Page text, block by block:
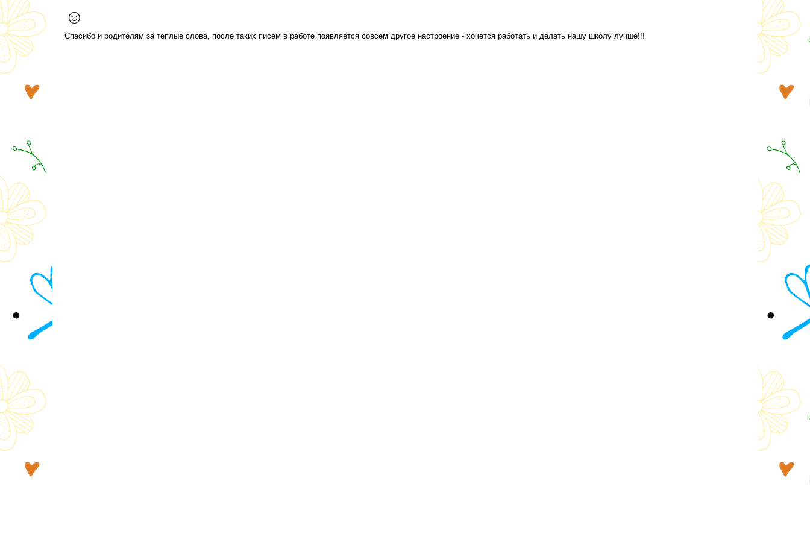
☺
Спасибо и родителям за теплые слова, после таких писем в работе появляется совсем другое настроение - хочется работать и делать нашу школу лучше!!!